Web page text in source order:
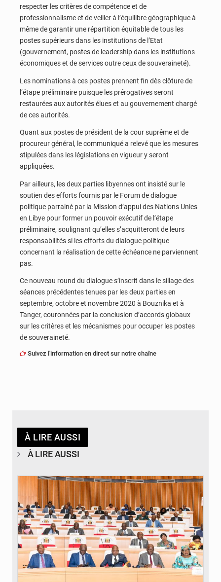
respecter les critères de compétence et de
professionnalisme et de veiller à l’équilibre géographique à
même de garantir une répartition équitable de tous les
postes supérieurs dans les institutions de l’Etat
(gouvernement, postes de leadership dans les institutions
économiques et de services outre ceux de souveraineté).
Les nominations à ces postes prennent fin dès clôture de
l’étape préliminaire puisque les prérogatives seront
restaurées aux autorités élues et au gouvernement chargé
de ces autorités.
Quant aux postes de président de la cour suprême et de
procureur général, le communiqué a relevé que les mesures
stipulées dans les législations en vigueur y seront
appliquées.
Par ailleurs, les deux parties libyennes ont insisté sur le
soutien des efforts fournis par le Forum de dialogue
politique parrainé par la Mission d’appui des Nations Unies
en Libye pour former un pouvoir exécutif de l’étape
préliminaire, soulignant qu’elles s’acquitteront de leurs
responsabilités si les efforts du dialogue politique
concernant la réalisation de cette échéance ne parviennent
pas.
Ce nouveau round du dialogue s’inscrit dans le sillage des
séances précédentes tenues par les deux parties en
septembre, octobre et novembre 2020 à Bouznika et à
Tanger, couronnées par la conclusion d’accords globaux
sur les critères et les mécanismes pour occuper les postes
de souveraineté.
Suivez l'information en direct sur notre chaîne
À LIRE AUSSI
À LIRE AUSSI